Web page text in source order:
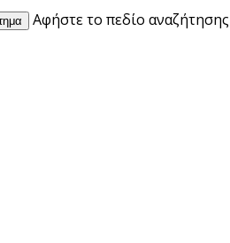
Αφήστε το πεδίο